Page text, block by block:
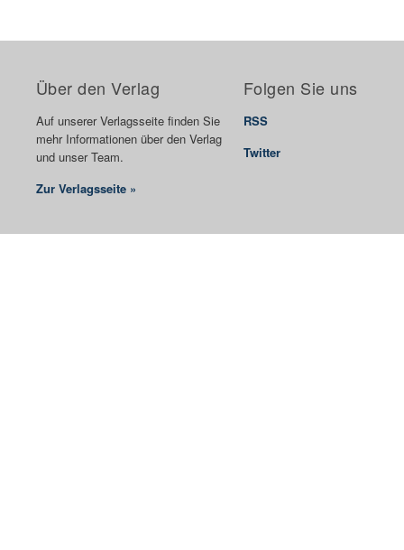
Über den Verlag
Auf unserer Verlagsseite finden Sie
mehr Informationen über den Verlag
und unser Team.
Zur Verlagsseite »
Folgen Sie uns
RSS
Twitter